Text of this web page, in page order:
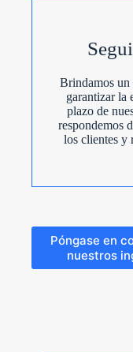
Brindamos un
garantizar la
plazo de
respondemos
los clientes y
Póngase en
nuestros